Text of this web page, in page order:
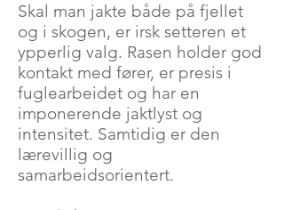
Skal man jakte både på fjellet
og i skogen, er irsk setteren et
ypperlig valg. Rasen holder god
kontakt med fører, er presis i
fuglearbeidet og har en
imponerende jaktlyst og
intensitet. Samtidig er den
lærevillig og
samarbeidsorientert.​